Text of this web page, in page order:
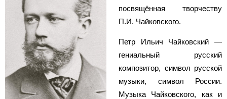
посвящённая творчеству
П.И. Чайковского.
Петр Ильич Чайковский —
гениальный русский
композитор, символ русской
музыки, символ России.
Музыка Чайковского, как и